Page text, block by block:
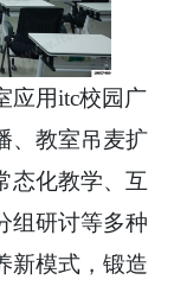
用itc校园广
、教室吊麦扩
态化教学、互
组研讨等多种
新模式，锻造